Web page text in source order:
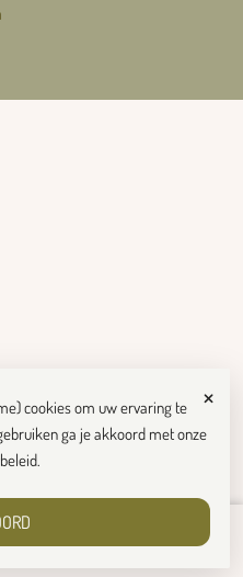
Toevoegen aan winkelwagen
×
cookies om uw ervaring te
ga je akkoord met onze
.